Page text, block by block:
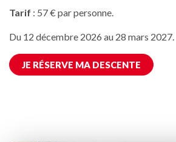
Tarif : 57 € par personne.
Du 12 décembre 2026 au 28 mars 2027.
JE RÉSERVE MA DESCENTE